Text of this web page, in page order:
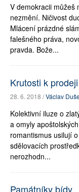
V demokracii můžeš
nezmění. Ničivost
Mlácení prázdné
falešného práva,
pravda. Bože...
Krutosti k prodeji
28. 6. 2018 /Václav
Kolektivní iluze o
a omyly
romantismus usilují
sdělovacích
nerozhodn...
Památníky bídy